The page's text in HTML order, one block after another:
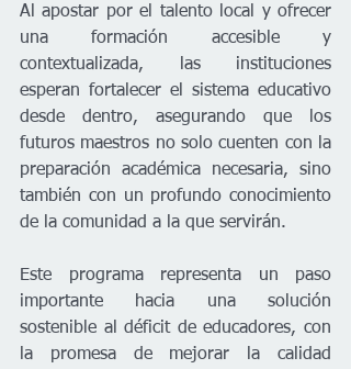
Al apostar por el talento local y ofrecer
una formación accesible y
contextualizada, las instituciones
esperan fortalecer el sistema educativo
desde dentro, asegurando que los
futuros maestros no solo cuenten con la
preparación académica necesaria, sino
también con un profundo conocimiento
de la comunidad a la que servirán.
Este programa representa un paso
importante hacia una solución
sostenible al déficit de educadores, con
la promesa de mejorar la calidad